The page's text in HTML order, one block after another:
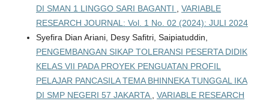
DI SMAN 1 LINGGO SARI BAGANTI
VARIABLE
RESEARCH JOURNAL: Vol. 1 No. 02 (2024): JULI 2024
Syefira Dian Ariani, Desy Safitri, Saipiatuddin,
PENGEMBANGAN SIKAP TOLERANSI PESERTA DIDIK
KELAS VII PADA PROYEK PENGUATAN PROFIL
PELAJAR PANCASILA TEMA BHINNEKA TUNGGAL IKA
DI SMP NEGERI 57 JAKARTA
VARIABLE RESEARCH